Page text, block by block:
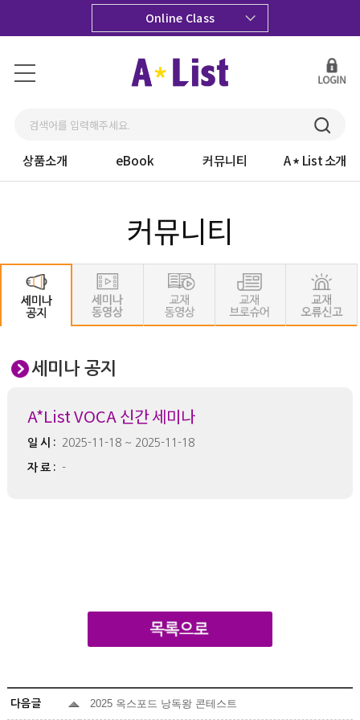
Online Class
상품소개 eBook 커뮤니티 A List 소개
커뮤니티
세미나 공지
A*List VOCA 신간 세미나
일시: 2025-11-18 ~ 2025-11-18
자료: -
다음글 2025 옥스포드 낭독왕 콘테스트